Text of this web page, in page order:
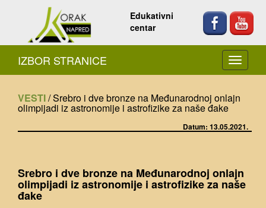
Edukativni
centar
IZBOR STRANICE
VESTI/ Srebro i dve bronze na Međunarodnoj onlajn
olimpijadi iz astronomije i astrofizike za naše đake
Datum: 13.05.2021.
Srebro i dve bronze na Međunarodnoj onlajn
olimpijadi iz astronomije i astrofizike za naše
đake